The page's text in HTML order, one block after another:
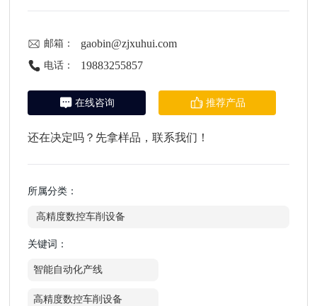
邮箱： gaobin@zjxuhui.com
电话： 19883255857
在线咨询 推荐产品
还在决定吗？先拿样品，联系我们！
所属分类：
高精度数控车削设备
关键词：
智能自动化产线
高精度数控车削设备